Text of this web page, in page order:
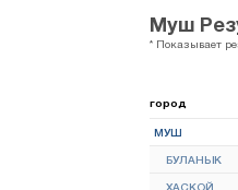
Муш
* Показывает
город
МУШ
БУЛАНЫК
ХАСКОЙ